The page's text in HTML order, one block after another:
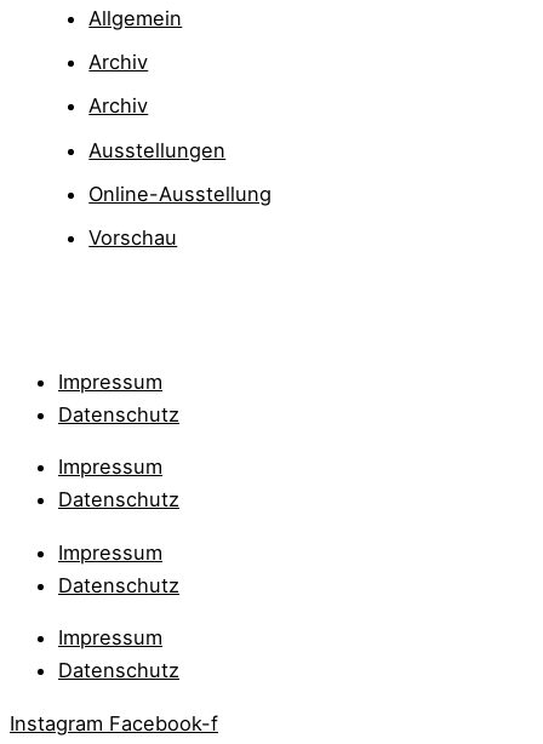
Allgemein
Archiv
Archiv
Ausstellungen
Online-Ausstellung
Vorschau
Impressum
Datenschutz
Impressum
Datenschutz
Impressum
Datenschutz
Impressum
Datenschutz
Instagram Facebook-f